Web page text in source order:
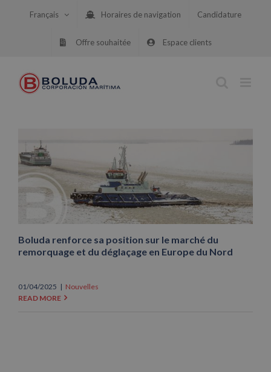
Français Horaires de navigation Candidature
Offre souhaitée Espace clients
Boluda renforce sa position sur le marché du
remorquage et du déglaçage en Europe du Nord
01/04/2025 | Nouvelles
READ MORE